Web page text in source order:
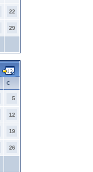
22
29
С
5
12
19
26